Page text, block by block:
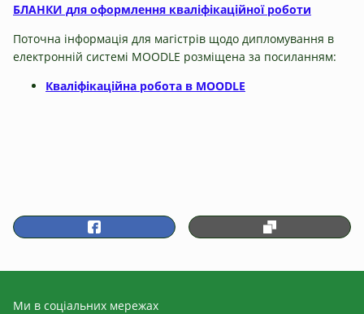
БЛАНКИ для оформлення кваліфікаційної роботи
Поточна інформація для магістрів щодо дипломування в
електронній системі MOODLE розміщена за посиланням:
Кваліфікаційна робота в MOODLE
Ми в соціальних мережах